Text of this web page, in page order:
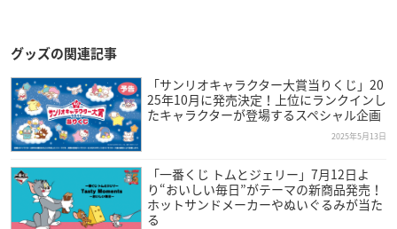
グッズの関連記事
「サンリオキャラクター大賞当りくじ」20
25年10月に発売決定！上位にランクインし
たキャラクターが登場するスペシャル企画
2025年5月13日
「一番くじ トムとジェリー」7月12日よ
り“おいしい毎日”がテーマの新商品発売！
ホットサンドメーカーやぬいぐるみが当た
る